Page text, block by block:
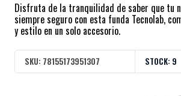
Disfruta de la tranquilidad de saber que tu
siempre seguro con esta funda Tecnolab,
y estilo en un solo accesorio.
SKU: 78155173951307 STOCK: 9